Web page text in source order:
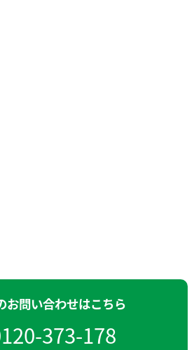
お問い合わせはこちら
373-178